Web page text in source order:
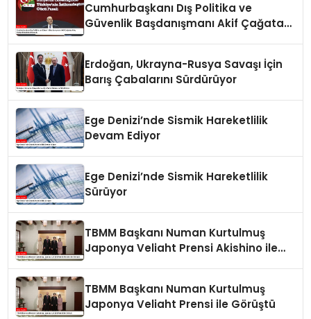
Cumhurbaşkanı Dış Politika ve
Güvenlik Başdanışmanı Akif Çağatay
Erdoğan, Ukrayna-Rusya Savaşı İçin
Barış Çabalarını Sürdürüyor
Ege Denizi’nde Sismik Hareketlilik
Devam Ediyor
Ege Denizi’nde Sismik Hareketlilik
Sürüyor
TBMM Başkanı Numan Kurtulmuş
Japonya Veliaht Prensi Akishino ile
TBMM Başkanı Numan Kurtulmuş
Japonya Veliaht Prensi ile Görüştü